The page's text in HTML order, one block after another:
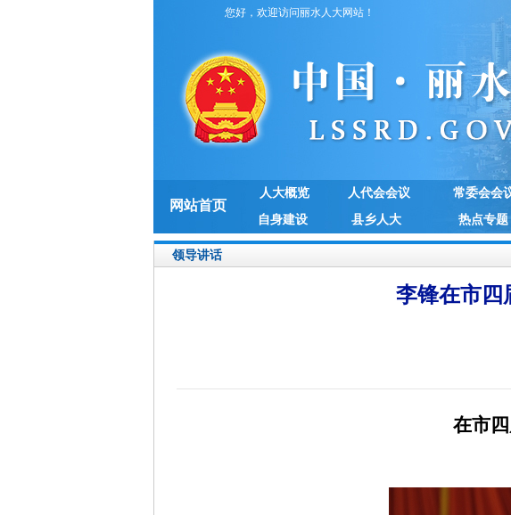
您好，欢迎访问丽水人大网站！
网站首页
人大概览 人代会会议 常委会会
自身建设
县乡人大 热点专题
领导讲话
李锋在市四
在市